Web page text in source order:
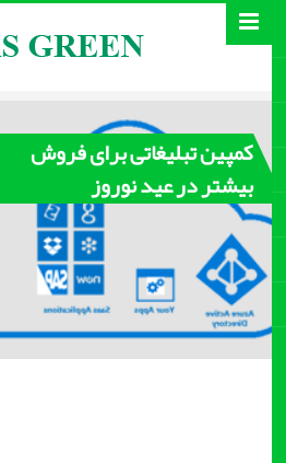
کمپین تبلیغاتی برای فروش
بیشتر در عید نوروز